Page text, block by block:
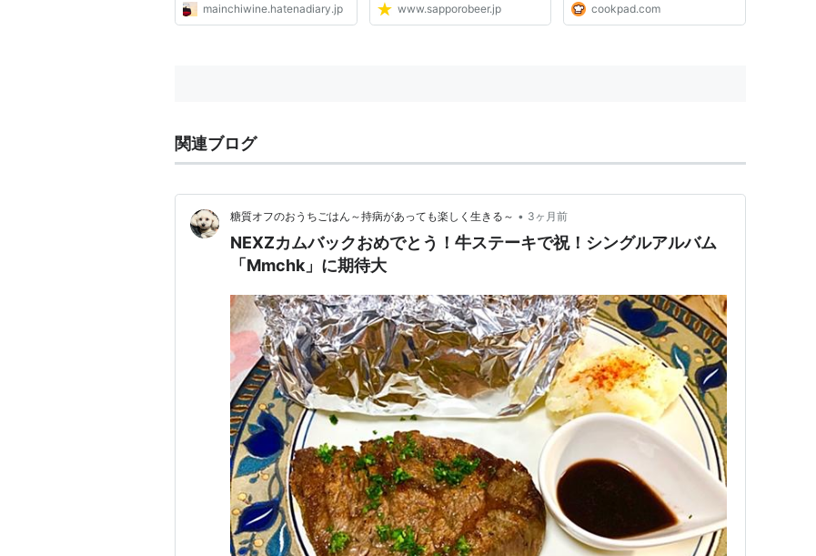
mainchiwine.hatenadiary.jp www.sapporobeer.jp cookpad.com
関連ブログ
糖質オフのおうちごはん～持病があっても楽しく生きる～ • 3ヶ月前
NEXZカムバックおめでとう！牛ステーキで祝！シングルアルバム
「Mmchk」に期待大